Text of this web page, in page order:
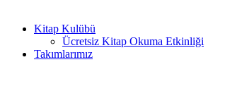
Kitap Kulübü
Ücretsiz Kitap Okuma Etkinliği
Takımlarımız